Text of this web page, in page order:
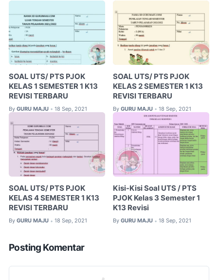
SOAL UTS/ PTS PJOK
KELAS 1 SEMESTER 1 K13
REVISI TERBARU
By GURU MAJU • 18 Sep, 2021
SOAL UTS/ PTS PJOK
KELAS 2 SEMESTER 1 K13
REVISI TERBARU
By GURU MAJU • 18 Sep, 2021
SOAL UTS/ PTS PJOK
KELAS 4 SEMESTER 1 K13
REVISI TERBARU
By GURU MAJU • 18 Sep, 2021
Kisi-Kisi Soal UTS / PTS
PJOK Kelas 3 Semester 1
K13 Revisi
By GURU MAJU • 18 Sep, 2021
Posting Komentar